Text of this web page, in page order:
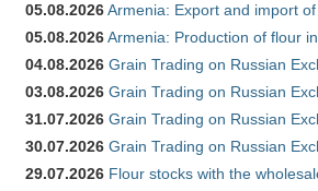
05.08.2026Armenia: Export and import
05.08.2026Armenia: Production of flour
04.08.2026 Grain Trading on Russian
03.08.2026 Grain Trading on Russian
31.07.2026 Grain Trading on Russian
30.07.2026 Grain Trading on Russian
29.07.2026 Flour stocks with the